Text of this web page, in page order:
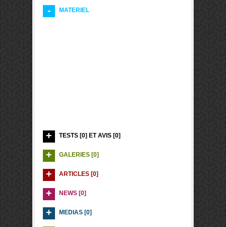
MATERIEL
TESTS [0] ET AVIS [0]
GALERIES [0]
ARTICLES [0]
NEWS [0]
MEDIAS [0]